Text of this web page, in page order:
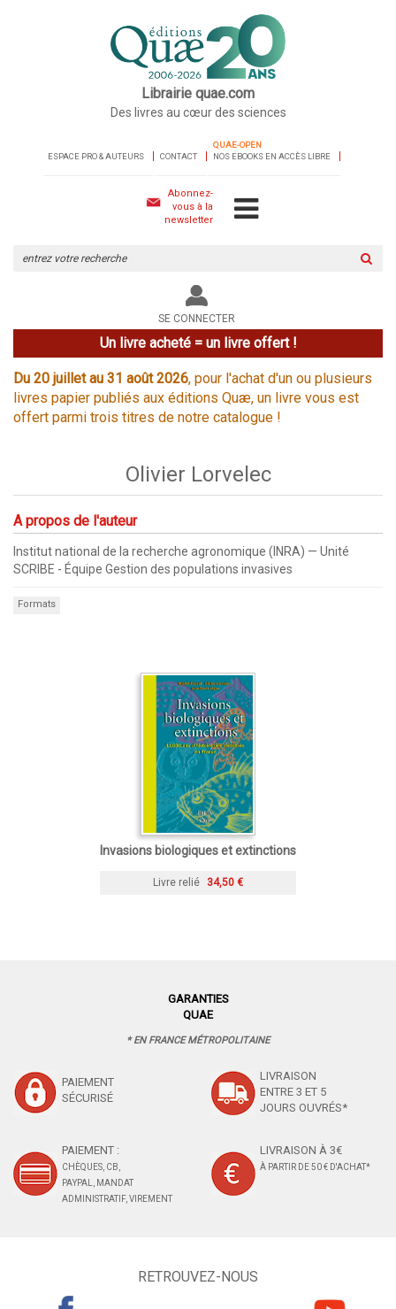
Librairie quae.com
Des livres au cœur des sciences
ESPACE PRO & AUTEURS CONTACT
QUAE-OPEN
NOS EBOOKS EN ACCÈS LIBRE
Abonnez-
vous à la
newsletter
le
site
SE CONNECTER
Un livre acheté = un livre offert !
Du 20 juillet au 31 août 2026, pour l'achat d'un ou plusieurs
livres papier publiés aux éditions Quæ, un livre vous est
offert parmi trois titres de notre catalogue !
Olivier Lorvelec
A propos de l'auteur
Institut national de la recherche agronomique (INRA) — Unité
SCRIBE - Équipe Gestion des populations invasives
Formats
Invasions biologiques et extinctions
Livre relié 34,50 €
GARANTIES
QUAE
* EN FRANCE MÉTROPOLITAINE
PAIEMENT
SÉCURISÉ
LIVRAISON
ENTRE 3 ET 5
JOURS OUVRÉS*
PAIEMENT :
CHÈQUES, CB,
PAYPAL, MANDAT
ADMINISTRATIF, VIREMENT
LIVRAISON À 3€
À PARTIR DE 50 € D'ACHAT*
RETROUVEZ-NOUS